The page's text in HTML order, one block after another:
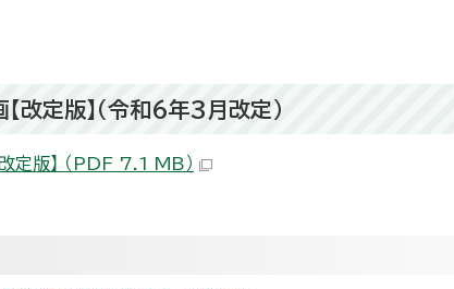
改定版】（令和6年3月改定）
定版】 （PDF 7.1 MB）